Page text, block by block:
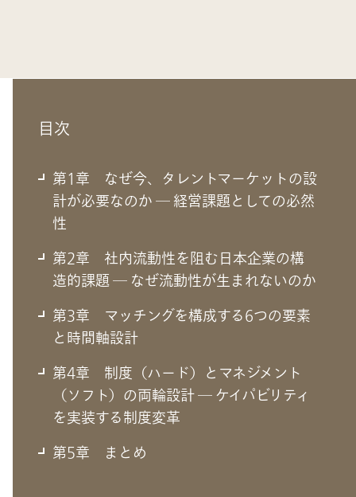
目次
第1章 なぜ今、タレントマーケットの設
計が必要なのか ― 経営課題としての必然
性
第2章 社内流動性を阻む日本企業の構
造的課題 ― なぜ流動性が生まれないのか
第3章 マッチングを構成する6つの要素
と時間軸設計
第4章 制度（ハード）とマネジメント
（ソフト）の両輪設計 ― ケイパビリティ
を実装する制度変革
第5章 まとめ
第1章 なぜ今、タレントマーケット
の設計が必要なのか ― 経営課題とし
ての必然性